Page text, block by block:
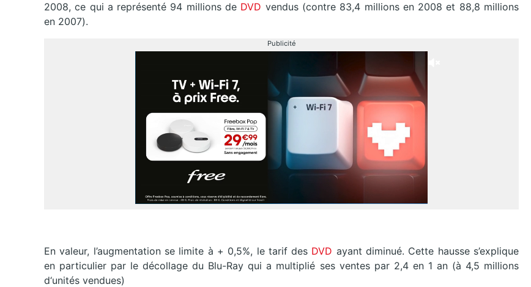
2008, ce qui a représenté 94 millions de DVD vendus (contre 83,4 millions en 2008 et 88,8 millions
en 2007).
Publicité
En valeur, l’augmentation se limite à + 0,5%, le tarif des DVD ayant diminué. Cette hausse s’explique
en particulier par le décollage du Blu-Ray qui a multiplié ses ventes par 2,4 en 1 an (à 4,5 millions
d‘unités vendues)